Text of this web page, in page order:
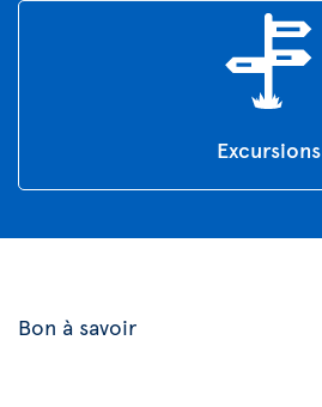
Excursions
Bon à savoir